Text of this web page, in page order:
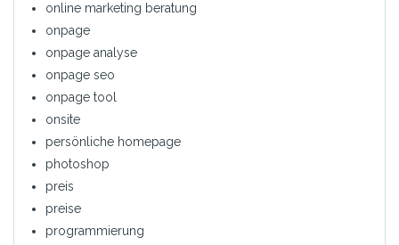
online marketing beratung
onpage
onpage analyse
onpage seo
onpage tool
onsite
persönliche homepage
photoshop
preis
preise
programmierung